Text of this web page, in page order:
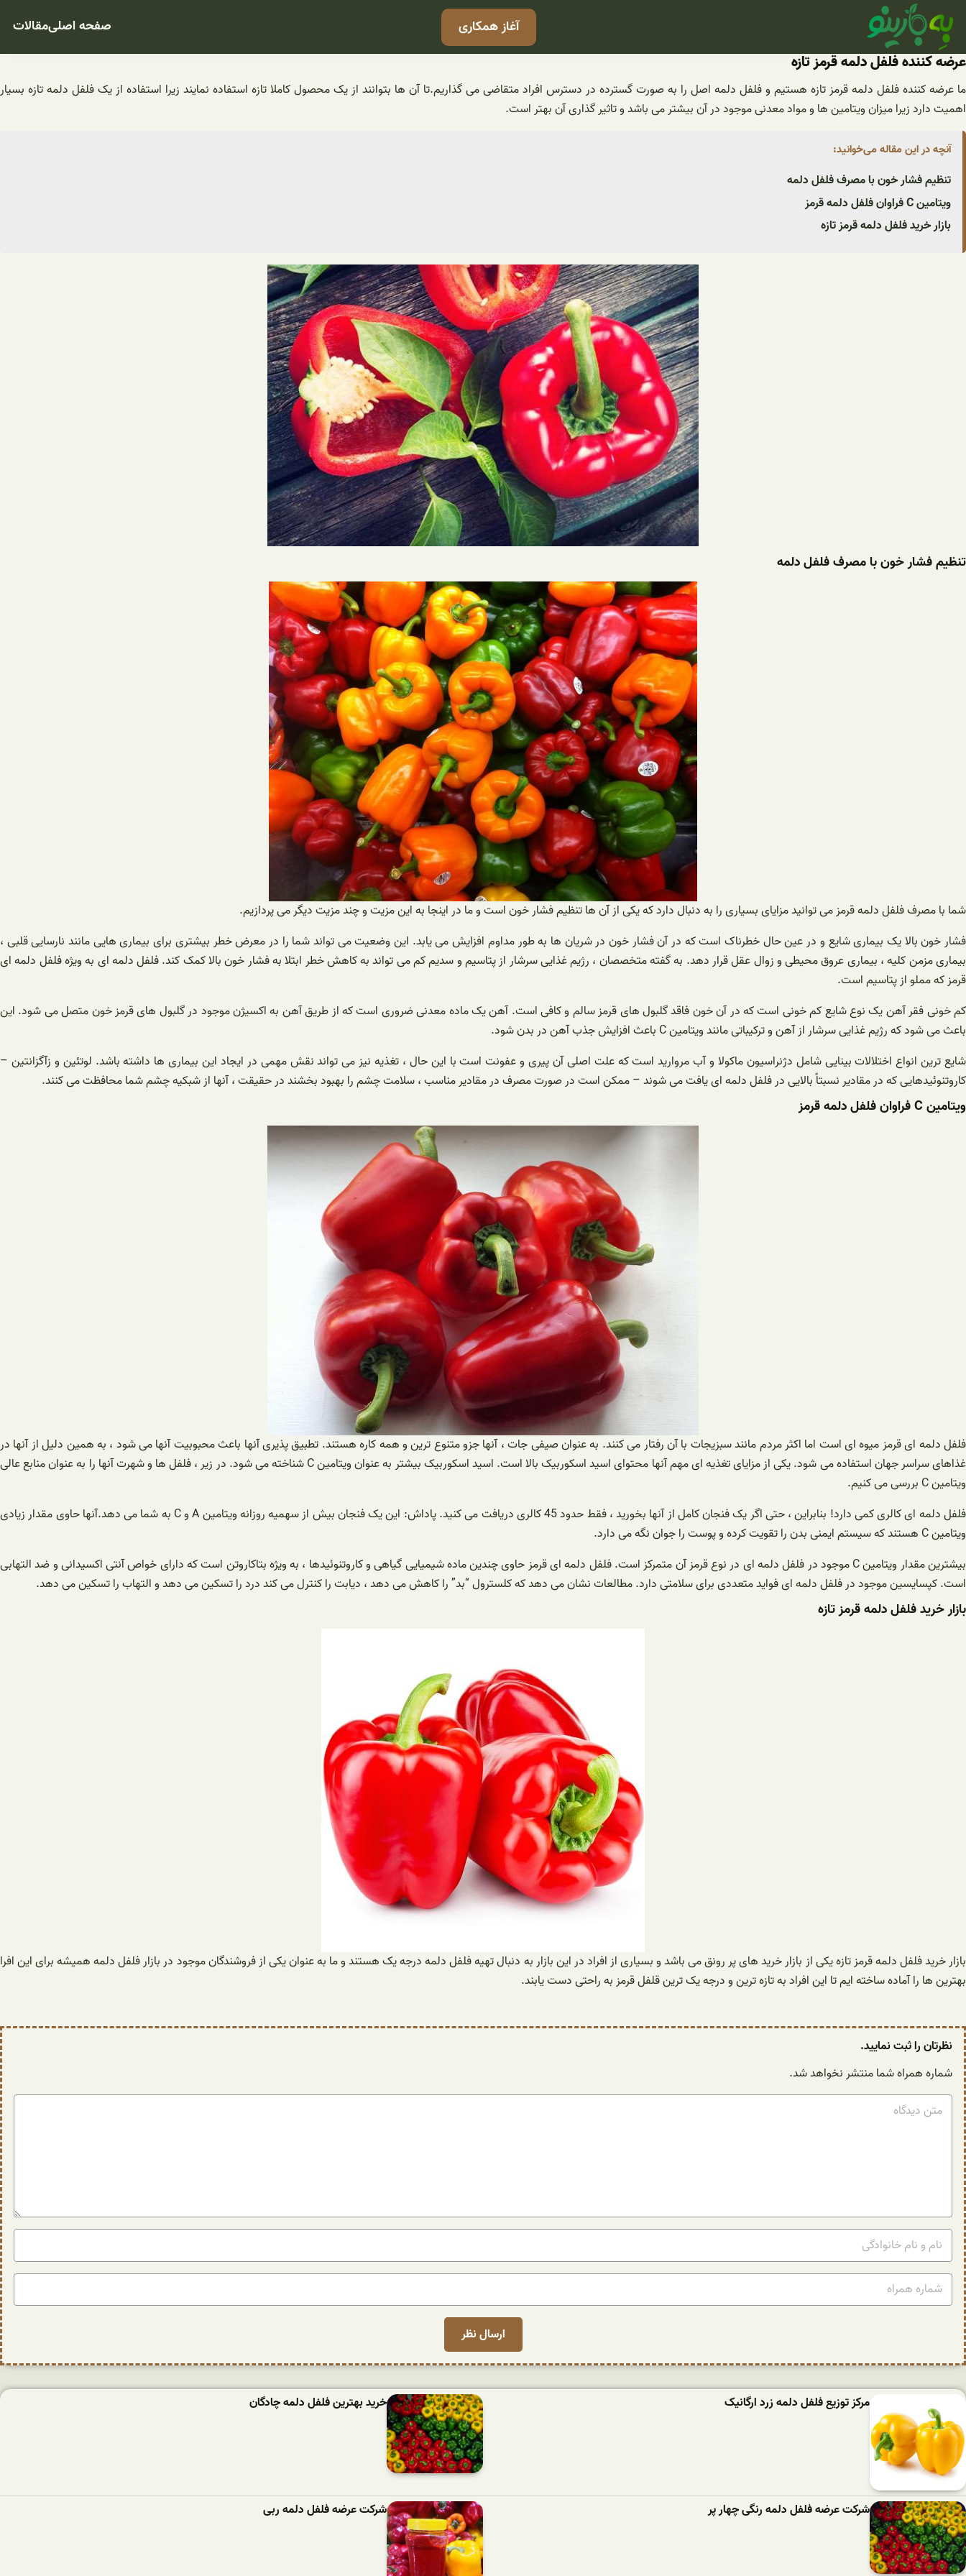
محتوا
آغاز همکاری صفحه اصلیمقالات
عرضه کننده فلفل دلمه قرمز تازه
ما عرضه کننده فلفل دلمه قرمز تازه هستیم و فلفل دلمه اصل را به صورت گسترده در دسترس افراد متقاضی می گذاریم.تا آن ها بتوانند از یک محصول کاملا تازه استفاده نمایند زیرا استفاده از یک فلفل دلمه تازه بسیار
اهمیت دارد زیرا میزان ویتامین ها و مواد معدنی موجود در آن بیشتر می باشد و تاثیر گذاری آن بهتر است.
آنچه در این مقاله می‌خوانید:
تنظیم فشار خون با مصرف فلفل دلمه
ویتامین C فراوان فلفل دلمه قرمز
بازار خرید فلفل دلمه قرمز تازه
تنظیم فشار خون با مصرف فلفل دلمه
شما با مصرف فلفل دلمه قرمز می توانید مزایای بسیاری را به دنبال دارد که یکی از آن ها تنظیم فشار خون است و ما در اینجا به این مزیت و چند مزیت دیگر می پردازیم.
فشار خون بالا یک بیماری شایع و در عین حال خطرناک است که در آن فشار خون در شریان ها به طور مداوم افزایش می یابد. این وضعیت می تواند شما را در معرض خطر بیشتری برای بیماری هایی مانند نارسایی قلبی ،
بیماری مزمن کلیه ، بیماری عروق محیطی و زوال عقل قرار دهد. به گفته متخصصان ، رژیم غذایی سرشار از پتاسیم و سدیم کم می تواند به کاهش خطر ابتلا به فشار خون بالا کمک کند. فلفل دلمه ای به ویژه فلفل دلمه ای
قرمز که مملو از پتاسیم است.
کم خونی فقر آهن یک نوع شایع کم خونی است که در آن خون فاقد گلبول های قرمز سالم و کافی است. آهن یک ماده معدنی ضروری است که از طریق آهن به اکسیژن موجود در گلبول های قرمز خون متصل می شود. این
باعث می شود که رژیم غذایی سرشار از آهن و ترکیباتی مانند ویتامین C باعث افزایش جذب آهن در بدن شود.
شایع ترین انواع اختلالات بینایی شامل دژنراسیون ماکولا و آب مروارید است که علت اصلی آن پیری و عفونت است با این حال ، تغذیه نیز می تواند نقش مهمی در ایجاد این بیماری ها داشته باشد. لوتئین و زآگزانتین –
کاروتنوئیدهایی که در مقادیر نسبتاً بالایی در فلفل دلمه ای یافت می شوند – ممکن است در صورت مصرف در مقادیر مناسب ، سلامت چشم را بهبود بخشند در حقیقت ، آنها از شبکیه چشم شما محافظت می کنند.
ویتامین C فراوان فلفل دلمه قرمز
فلفل دلمه ای قرمز میوه ای است اما اکثر مردم مانند سبزیجات با آن رفتار می کنند. به عنوان صیفی جات ، آنها جزو متنوع ترین و همه کاره هستند. تطبیق پذیری آنها باعث محبوبیت آنها می شود ، به همین دلیل از آنها در
غذاهای سراسر جهان استفاده می شود. یکی از مزایای تغذیه ای مهم آنها محتوای اسید اسکوربیک بالا است. اسید اسکوربیک بیشتر به عنوان ویتامین C شناخته می شود. در زیر ، فلفل ها و شهرت آنها را به عنوان منابع عالی
ویتامین C بررسی می کنیم.
فلفل دلمه ای کالری کمی دارد! بنابراین ، حتی اگر یک فنجان کامل از آنها بخورید ، فقط حدود 45 کالری دریافت می کنید. پاداش: این یک فنجان بیش از سهمیه روزانه ویتامین A و C به شما می دهد.آنها حاوی مقدار زیادی
ویتامین C هستند که سیستم ایمنی بدن را تقویت کرده و پوست را جوان نگه می دارد.
بیشترین مقدار ویتامین C موجود در فلفل دلمه ای در نوع قرمز آن متمرکز است. فلفل دلمه ای قرمز حاوی چندین ماده شیمیایی گیاهی و کاروتنوئیدها ، به ویژه بتاکاروتن است که دارای خواص آنتی اکسیدانی و ضد التهابی
است. کپسایسین موجود در فلفل دلمه ای فواید متعددی برای سلامتی دارد. مطالعات نشان می دهد که کلسترول “بد” را کاهش می دهد ، دیابت را کنترل می کند درد را تسکین می دهد و التهاب را تسکین می دهد.
بازار خرید فلفل دلمه قرمز تازه
بازار خرید فلفل دلمه قرمز تازه یکی از بازار خرید های پر رونق می باشد و بسیاری از افراد در این بازار به دنبال تهیه فلفل دلمه درجه یک هستند و ما به عنوان یکی از فروشندگان موجود در بازار فلفل دلمه همیشه برای این افرا
بهترین ها را آماده ساخته ایم تا این افراد به تازه ترین و درجه یک ترین قلفل قرمز به راحتی دست یابند.
نظرتان را ثبت نمایید.
شماره همراه شما منتشر نخواهد شد.
مرکز توزیع فلفل دلمه زرد ارگانیک خرید بهترین فلفل دلمه‌ چادگان
شرکت عرضه فلفل دلمه رنگی چهار پر شرکت عرضه فلفل دلمه ربی